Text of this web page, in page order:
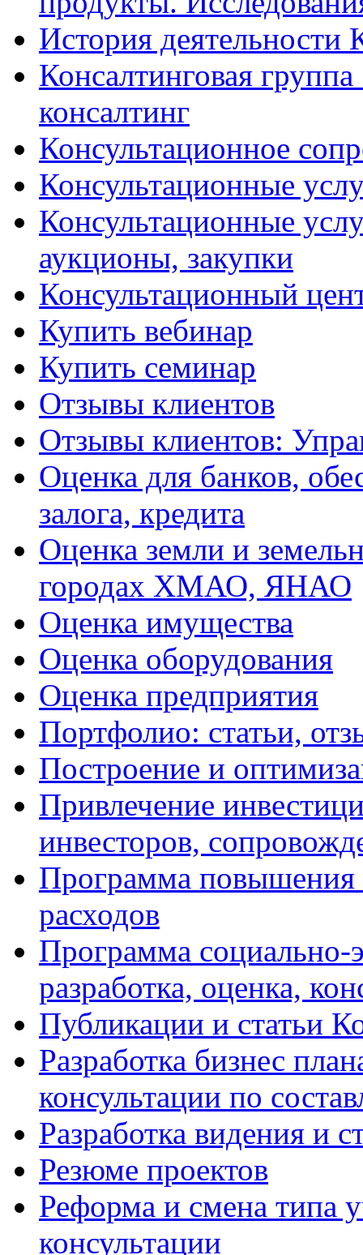
История деятельности
Консалтинговая
консалтинг
Консультационное
Консультационные
Консультационные
аукционы, закупки
Консультационный
Купить вебинар
Купить семинар
Отзывы клиентов
Отзывы клиентов:
Оценка для банков,
залога, кредита
Оценка земли и
городах ХМАО, ЯНАО
Оценка имущества
Оценка оборудования
Оценка предприятия
Портфолио: статьи,
Построение и
Привлечение
инвесторов,
Программа
расходов
Программа социально-
разработка, оценка,
Публикации и статьи
Разработка бизнес
консультации по
Разработка видения и
Резюме проектов
Реформа и смена типа
консультации